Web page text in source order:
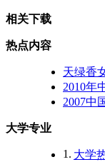
相关下载
热点内容
天绿香
2010年
2007中
大学专业
1. 大学